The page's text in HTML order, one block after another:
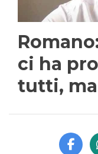
ci ha
tutti,